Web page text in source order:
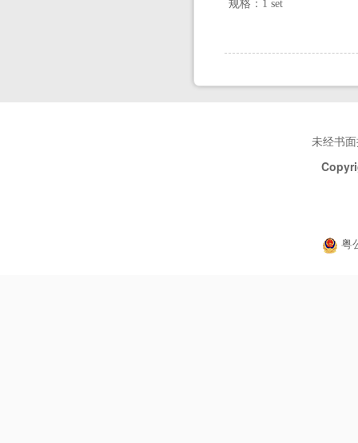
规格：1 set
未经书
粤